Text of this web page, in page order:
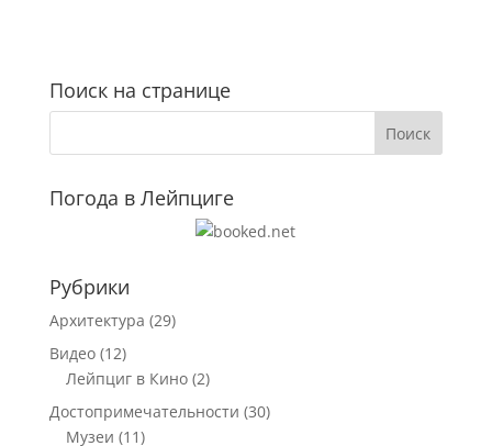
Поиск на странице
Погода в Лейпциге
Рубрики
Архитектура (29)
Видео(12)
Лейпциг в Кино(2)
Достопримечательности (30)
Музеи (11)